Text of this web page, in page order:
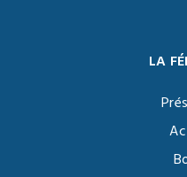
LA